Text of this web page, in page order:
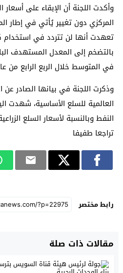
وأكدت اللجنة أن الإبقاء على أسعار
المركزي دون تغيير يُأتي في إطار
تعهدت أنها لن تتردد في استخدام
في المتوسط خلال الربع الرابع من عام
وذكرت اللجنة في بيانها الصادر عن
العالمية للسلع الأساسية، شهدت
النفط وبالنسبة لأسعار السلع
تراجعا طفيفا
رابط مختصر
مقالات ذات صلة